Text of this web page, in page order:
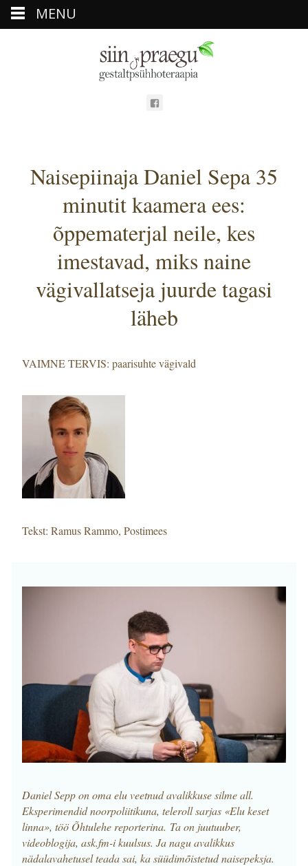
Naisepiinaja Daniel Sepa 35
minutit kaamera ees:
õppematerjal neile, kes
imestavad, miks naine
vägivallatseja juurde tagasi
läheb
VAIMNE TERVIS: paarisuhte vägivald
Tekst: Ramus Rammo, Postimees
Daniel Sepp on oma elu veetnud avalikkuse silme all.
Eksperimendid noorpoliitikuna, teleroll sarjas «Elu keset
linna», töö Õhtulehe reporterina. Ta on juutuuber,
videoblogija, ask.fm-i kuulsus. Ja nagu avalikkus
nädalavahetusel teada sai, ka süüdimõistetud naisepeksja.
MENU